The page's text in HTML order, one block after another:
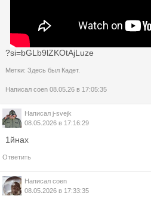
?si=bGLb9lZKOtAjLuze
Метки: Здесь был Кадет.
Написал coen 08.05.26 в 17:05:35
Написал j-svejk
08.05.2026 в 17:16:29
1йнах
Ответить
Написал coen
08.05.2026 в 17:33:35